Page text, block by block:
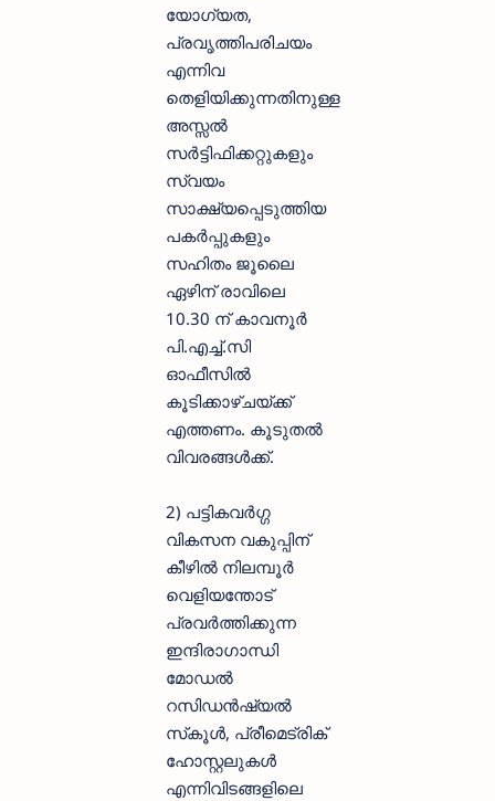
യോഗ്യത,
പ്രവൃത്തിപരിചയം
എന്നിവ
തെളിയിക്കുന്നതിനുള്ള
അസ്സല്‍
സര്‍ട്ടിഫിക്കറ്റുകളും
സ്വയം
സാക്ഷ്യപ്പെടുത്തിയ
പകര്‍പ്പുകളും
സഹിതം ജൂലൈ
ഏഴിന് രാവിലെ
10.30 ന് കാവനൂര്‍
പി.എച്ച്‌.സി
ഓഫീസില്‍
കൂടിക്കാഴ്ചയ്ക്ക്
എത്തണം. കൂടുതല്‍
വിവരങ്ങള്‍ക്ക്.
2) പട്ടികവര്‍ഗ്ഗ
വികസന വകുപ്പിന്
കീഴില്‍ നിലമ്പൂര്‍
വെളിയന്തോട്
പ്രവര്‍ത്തിക്കുന്ന
ഇന്ദിരാഗാന്ധി
മോഡല്‍
റസിഡന്‍ഷ്യല്‍
സ്‌കൂള്‍, പ്രീമെട്രിക്
ഹോസ്റ്റലുകള്‍
എന്നിവിടങ്ങളിലെ